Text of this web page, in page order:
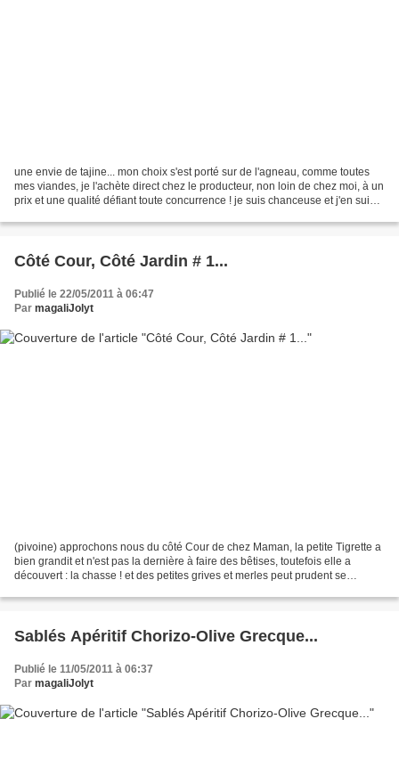
une envie de tajine... mon choix s'est porté sur de l'agneau, comme toutes
mes viandes, je l'achète direct chez le producteur, non loin de chez moi, à un
prix et une qualité défiant toute concurrence ! je suis chanceuse et j'en suis
Côté Cour, Côté Jardin # 1...
Publié le 22/05/2011 à 06:47
Par magaliJolyt
(pivoine) approchons nous du côté Cour de chez Maman, la petite Tigrette a
bien grandit et n'est pas la dernière à faire des bêtises, toutefois elle a
découvert : la chasse ! et des petites grives et merles peut prudent se
Sablés Apéritif Chorizo-Olive Grecque...
Publié le 11/05/2011 à 06:37
Par magaliJolyt